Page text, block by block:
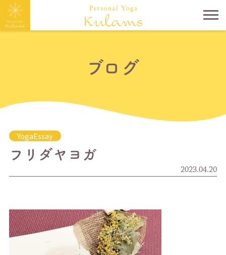
ブログ
YogaEssay
フリダヤヨガ
2023.04.20